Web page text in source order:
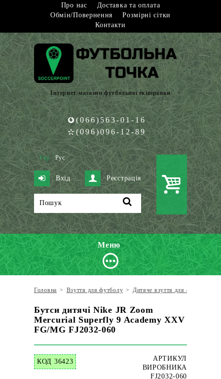
Про нас
Доставка та оплата
Обмін/Повернення
Розмірні сітки
Контакти
Інтернет-магазин футбольної екіпіровки
(066)563-01-16
(096)096-12-89
Укр Рус
Вхід Реєстрація
Меню
Головна > Взуття для футболу > Дитяче взуття для футболу
Бутси дитячі Nike JR Zoom
Mercurial Superfly 9 Academy XXV
FG/MG FJ2032-060
КОД 36423
АРТИКУЛ
ВИРОБНИКА
FJ2032-060